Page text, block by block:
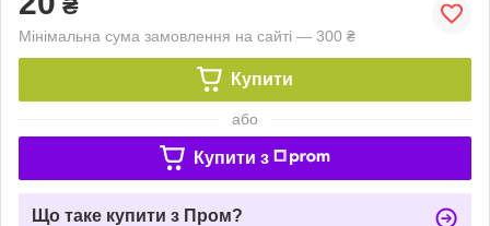
₴
Мінімальна сума замовлення на сайті — 300 ₴
Купити
або
Купити з
Що таке купити з Пром?